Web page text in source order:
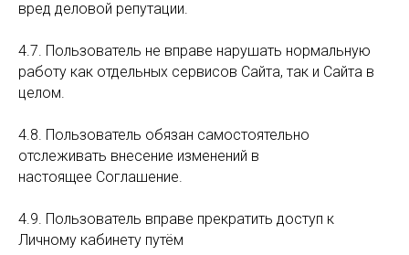
вред деловой репутации.
4.7. Пользователь не вправе нарушать нормальную
работу как отдельных сервисов Сайта, так и Сайта в
целом.
4.8. Пользователь обязан самостоятельно
отслеживать внесение изменений в
настоящее Соглашение.
4.9. Пользователь вправе прекратить доступ к
Личному кабинету путём